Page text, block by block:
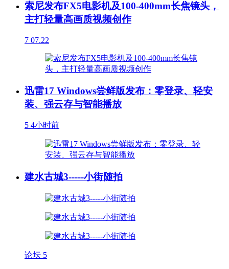
索尼发布FX5电影机及100-400mm长焦镜头，
主打轻量高画质视频创作
7 07.22
迅雷17 Windows尝鲜版发布：零登录、轻安
装、强云存与智能播放
5 4小时前
建水古城3-----小街随拍
论坛 5